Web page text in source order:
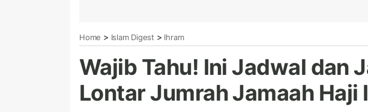
Home > Islam Digest > Ihram
Wajib Tahu! Ini Jadwal dan
Lontar Jumrah Jamaah Haji